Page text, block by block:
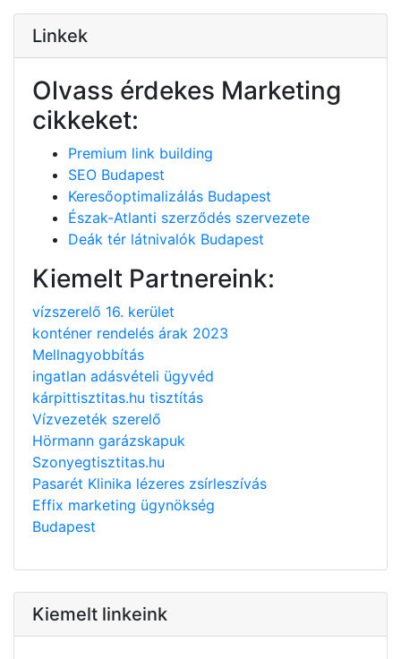
Linkek
Olvass érdekes Marketing
cikkeket:
Premium link building
SEO Budapest
Keresőoptimalizálás Budapest
Észak-Atlanti szerződés szervezete
Deák tér látnivalók Budapest
Kiemelt Partnereink:
vízszerelő 16. kerület
konténer rendelés árak 2023
Mellnagyobbítás
ingatlan adásvételi ügyvéd
kárpittisztitas.hu tisztítás
Vízvezeték szerelő
Hörmann garázskapuk
Szonyegtisztitas.hu
Pasarét Klinika lézeres zsírleszívás
Effix marketing ügynökség
Budapest
Kiemelt linkeink